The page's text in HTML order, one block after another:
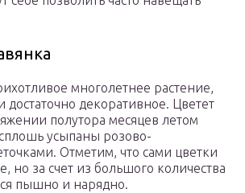
многолетнее растение,
достаточно декоративное. Цветет
полутора месяцев летом
усыпаны розово-
Отметим, что сами цветки
но за счет из большого количества
пышно и нарядно.